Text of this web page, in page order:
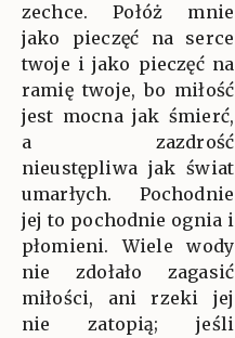
zechce. Połóż mnie
jako pieczęć na serce
twoje i jako pieczęć na
ramię twoje, bo miłość
jest mocna jak śmierć,
a zazdrość
nieustępliwa jak świat
umarłych. Pochodnie
jej to pochodnie ognia i
płomieni. Wiele wody
nie zdołało zagasić
miłości, ani rzeki jej
nie zatopią; jeśli